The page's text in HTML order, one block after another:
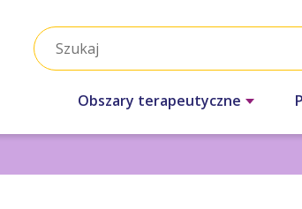
Obszary terapeutyczne